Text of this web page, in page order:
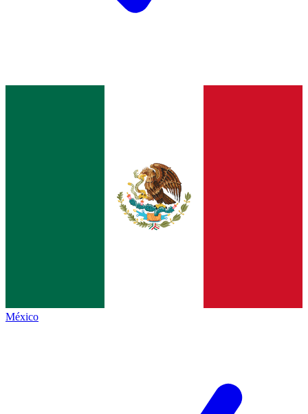
México